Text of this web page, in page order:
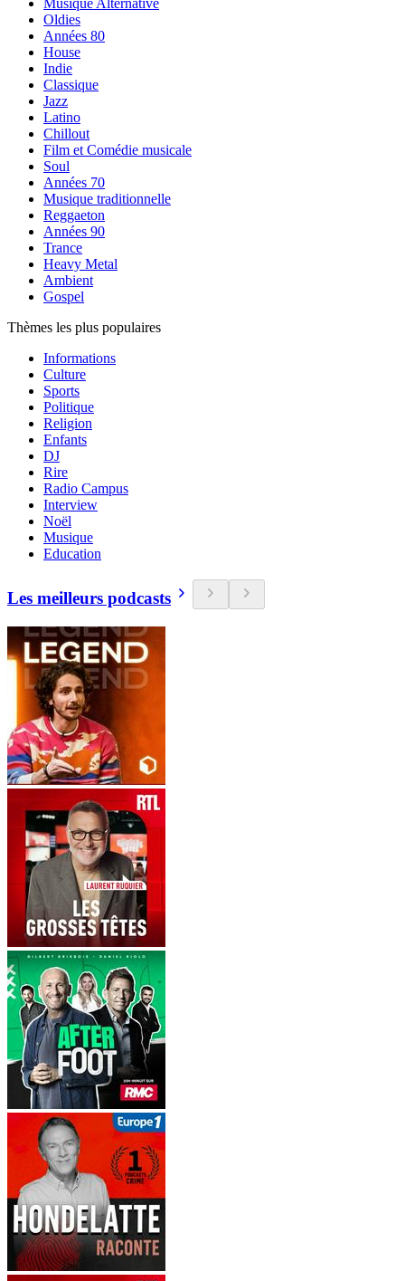
Musique Alternative
Oldies
Années 80
House
Indie
Classique
Jazz
Latino
Chillout
Film et Comédie musicale
Soul
Années 70
Musique traditionnelle
Reggaeton
Années 90
Trance
Heavy Metal
Ambient
Gospel
Thèmes les plus populaires
Informations
Culture
Sports
Politique
Religion
Enfants
DJ
Rire
Radio Campus
Interview
Noël
Musique
Education
Les meilleurs podcasts